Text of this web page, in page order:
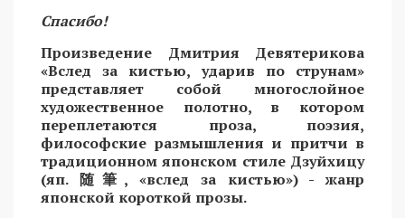
Спасибо!
Произведение Дмитрия Девятерикова
«Вслед за кистью, ударив по струнам»
представляет собой многослойное
художественное полотно, в котором
переплетаются проза, поэзия,
философские размышления и притчи в
традиционном японском стиле Дзуйхицу
(яп. 随筆 , «вслед за кистью») - жанр
японской короткой прозы.